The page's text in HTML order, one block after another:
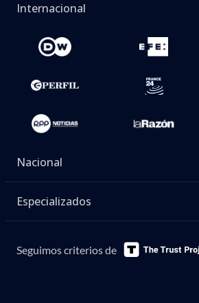
Internacional
Nacional
Especializados
Seguimos criterios de